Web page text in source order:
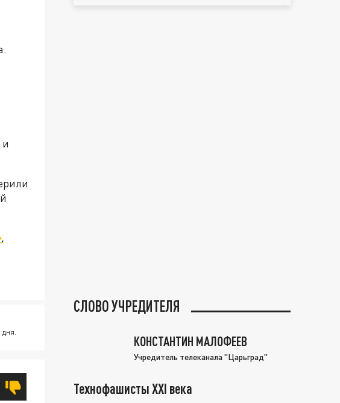
,
СЛОВО УЧРЕДИТЕЛЯ
КОНСТАНТИН МАЛОФЕЕВ
Учредитель телеканала "Царьград"
Технофашисты XXI века